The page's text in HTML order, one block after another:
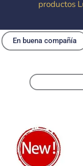
productos
En buena compañía
miniCAM8
cantidad